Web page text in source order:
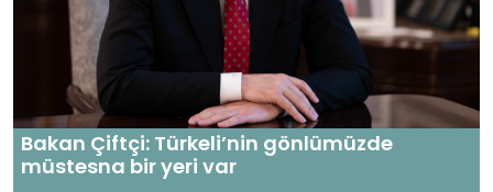
Bakan Çiftçi: Türkeli’nin gönlümüzde
müstesna bir yeri var